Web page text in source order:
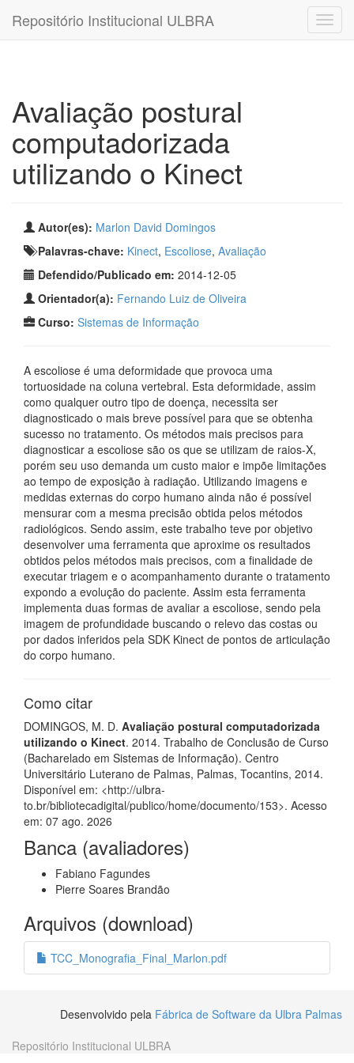
Repositório Institucional ULBRA
Avaliação postural
computadorizada
utilizando o Kinect
Autor(es): Marlon David Domingos
Palavras-chave: Kinect, Escoliose, Avaliação
Defendido/Publicado em: 2014-12-05
Orientador(a): Fernando Luiz de Oliveira
Curso: Sistemas de Informação
A escoliose é uma deformidade que provoca uma
tortuosidade na coluna vertebral. Esta deformidade, assim
como qualquer outro tipo de doença, necessita ser
diagnosticado o mais breve possível para que se obtenha
sucesso no tratamento. Os métodos mais precisos para
diagnosticar a escoliose são os que se utilizam de raios-X,
porém seu uso demanda um custo maior e impõe limitações
ao tempo de exposição à radiação. Utilizando imagens e
medidas externas do corpo humano ainda não é possível
mensurar com a mesma precisão obtida pelos métodos
radiológicos. Sendo assim, este trabalho teve por objetivo
desenvolver uma ferramenta que aproxime os resultados
obtidos pelos métodos mais precisos, com a finalidade de
executar triagem e o acompanhamento durante o tratamento
expondo a evolução do paciente. Assim esta ferramenta
implementa duas formas de avaliar a escoliose, sendo pela
imagem de profundidade buscando o relevo das costas ou
por dados inferidos pela SDK Kinect de pontos de articulação
do corpo humano.
Como citar
DOMINGOS, M. D. Avaliação postural computadorizada
utilizando o Kinect. 2014. Trabalho de Conclusão de Curso
(Bacharelado em Sistemas de Informação). Centro
Universitário Luterano de Palmas, Palmas, Tocantins, 2014.
Disponível em: <http://ulbra-
to.br/bibliotecadigital/publico/home/documento/153>. Acesso
em: 07 ago. 2026
Banca (avaliadores)
Fabiano Fagundes
Pierre Soares Brandão
Arquivos (download)
TCC_Monografia_Final_Marlon.pdf
Desenvolvido pela Fábrica de Software da Ulbra Palmas
Repositório Institucional ULBRA